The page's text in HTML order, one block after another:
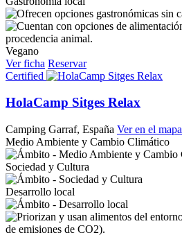
Vegano
Ver ficha Reservar
Certified
HolaCamp Sitges Relax
Camping Garraf, España Ver en el mapa
Medio Ambiente y Cambio Climático
Sociedad y Cultura
Desarrollo local